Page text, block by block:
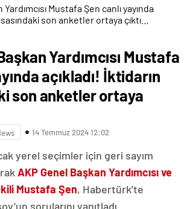
Yardımcısı Mustafa
açıkladı! İktidarın
son anketler ortaya
14 Temmuz 2024 12:02
yerel seçimler için geri sayım
AKP Genel Başkan Yardımcısı ve
Mustafa Şen, Habertürk’te
sorularını yanıtladı.